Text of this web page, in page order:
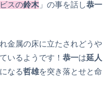
スの鈴木」の事を話し恭一
金属の床に立たされどうや
いるようです！ 恭一は延人
なる哲雄を突き落とせと命